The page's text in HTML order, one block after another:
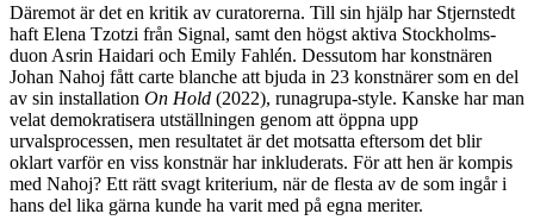
Däremot är det en kritik av curatorerna. Till sin hjälp har Stjernstedt
haft Elena Tzotzi från Signal, samt den högst aktiva Stockholms-
duon Asrin Haidari och Emily Fahlén. Dessutom har konstnären
Johan Nahoj fått carte blanche att bjuda in 23 konstnärer som en del
av sin installation On Hold (2022), runagrupa-style. Kanske har man
velat demokratisera utställningen genom att öppna upp
urvalsprocessen, men resultatet är det motsatta eftersom det blir
oklart varför en viss konstnär har inkluderats. För att hen är kompis
med Nahoj? Ett rätt svagt kriterium, när de flesta av de som ingår i
hans del lika gärna kunde ha varit med på egna meriter.